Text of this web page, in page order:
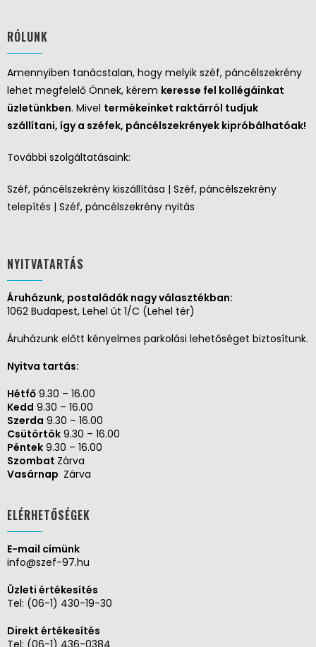
RÓLUNK
Amennyiben tanácstalan, hogy melyik széf, páncélszekrény
lehet megfelelő Önnek, kérem keresse fel kollégáinkat
üzletünkben. Mivel termékeinket raktárról tudjuk
szállítani, így a széfek, páncélszekrények kipróbálhatóak!
További szolgáltatásaink:
Széf, páncélszekrény kiszállítása | Széf, páncélszekrény
telepítés | Széf, páncélszekrény nyitás
NYITVATARTÁS
Áruházunk, postaládák nagy választékban:
1062 Budapest, Lehel út 1/C (Lehel tér)
Áruházunk előtt kényelmes parkolási lehetőséget biztosítunk.
Nyitva tartás:
Hétfő 9.30 – 16.00
Kedd 9.30 – 16.00
Szerda 9.30 – 16.00
Csütörtök 9.30 – 16.00
Péntek 9.30 – 16.00
Szombat Zárva
Vasárnap Zárva
ELÉRHETŐSÉGEK
E-mail címünk
info@szef-97.hu
Üzleti értékesítés
Tel: (06-1) 430-19-30
Direkt értékesítés